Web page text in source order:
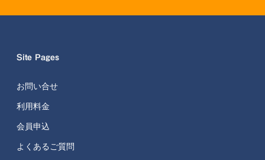
Site Pages
お問い合せ
利用料金
会員申込
よくあるご質問